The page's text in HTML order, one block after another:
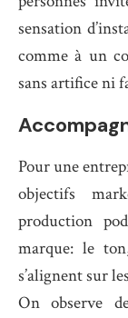
sensation
comme à un
sans artifice ni
Pour une
objectifs
production
marque: le
s’alignent sur
On observe